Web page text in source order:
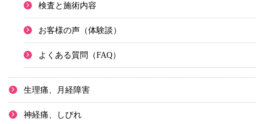
検査と施術内容
お客様の声（体験談）
よくある質問（FAQ）
生理痛、月経障害
神経痛、しびれ